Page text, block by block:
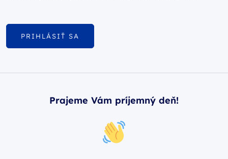
PRIHLÁSIŤ SA
Prajeme Vám príjemný deň!